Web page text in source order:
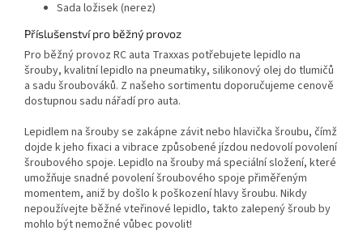
Sada ložisek (nerez)
Příslušenství pro běžný provoz
Pro běžný provoz RC auta Traxxas potřebujete lepidlo na
šrouby, kvalitní lepidlo na pneumatiky, silikonový olej do tlumičů
a sadu šroubováků. Z našeho sortimentu doporučujeme cenově
dostupnou sadu nářadí pro auta.
Lepidlem na šrouby se zakápne závit nebo hlavička šroubu, čímž
dojde k jeho fixaci a vibrace způsobené jízdou nedovolí povolení
šroubového spoje. Lepidlo na šrouby má speciální složení, které
umožňuje snadné povolení šroubového spoje přiměřeným
momentem, aniž by došlo k poškození hlavy šroubu. Nikdy
nepoužívejte běžné vteřinové lepidlo, takto zalepený šroub by
mohlo být nemožné vůbec povolit!